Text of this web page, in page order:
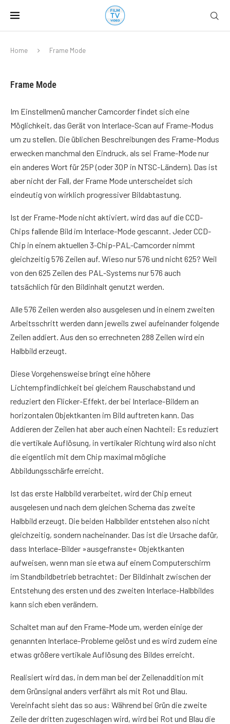
Home Frame Mode
Frame Mode
Im Einstellmenü mancher Camcorder findet sich eine
Möglichkeit, das Gerät von Interlace-Scan auf Frame-Modus
um zu stellen. Die üblichen Beschreibungen des Frame-Modus
erwecken manchmal den Eindruck, als sei Frame-Mode nur
ein anderes Wort für 25P (oder 30P in NTSC-Ländern). Das ist
aber nicht der Fall, der Frame Mode unterscheidet sich
eindeutig von wirklich progressiver Bildabtastung.
Ist der Frame-Mode nicht aktiviert, wird das auf die CCD-
Chips fallende Bild im Interlace-Mode gescannt. Jeder CCD-
Chip in einem aktuellen 3-Chip-PAL-Camcorder nimmt
gleichzeitig 576 Zeilen auf. Wieso nur 576 und nicht 625? Weil
von den 625 Zeilen des PAL-Systems nur 576 auch
tatsächlich für den Bildinhalt genutzt werden.
Alle 576 Zeilen werden also ausgelesen und in einem zweiten
Arbeitsschritt werden dann jeweils zwei aufeinander folgende
Zeilen addiert. Aus den so errechneten 288 Zeilen wird ein
Halbbild erzeugt.
Diese Vorgehensweise bringt eine höhere
Lichtempfindlichkeit bei gleichem Rauschabstand und
reduziert den Flicker-Effekt, der bei Interlace-Bildern an
horizontalen Objektkanten im Bild auftreten kann. Das
Addieren der Zeilen hat aber auch einen Nachteil: Es reduziert
die vertikale Auflösung, in vertikaler Richtung wird also nicht
die eigentlich mit dem Chip maximal mögliche
Abbildungsschärfe erreicht.
Ist das erste Halbbild verarbeitet, wird der Chip erneut
ausgelesen und nach dem gleichen Schema das zweite
Halbbild erzeugt. Die beiden Halbbilder entstehen also nicht
gleichzeitig, sondern nacheinander. Das ist die Ursache dafür,
dass Interlace-Bilder »ausgefranste« Objektkanten
aufweisen, wenn man sie etwa auf einem Computerschirm
im Standbildbetrieb betrachtet: Der Bildinhalt zwischen der
Entstehung des ersten und des zweiten Interlace-Halbbildes
kann sich eben verändern.
Schaltet man auf den Frame-Mode um, werden einige der
genannten Interlace-Probleme gelöst und es wird zudem eine
etwas größere vertikale Auflösung des Bildes erreicht.
Realisiert wird das, in dem man bei der Zeilenaddition mit
dem Grünsignal anders verfährt als mit Rot und Blau.
Vereinfacht sieht das so aus: Während bei Grün die zweite
Zeile der dritten zugeschlagen wird, wird bei Rot und Blau die